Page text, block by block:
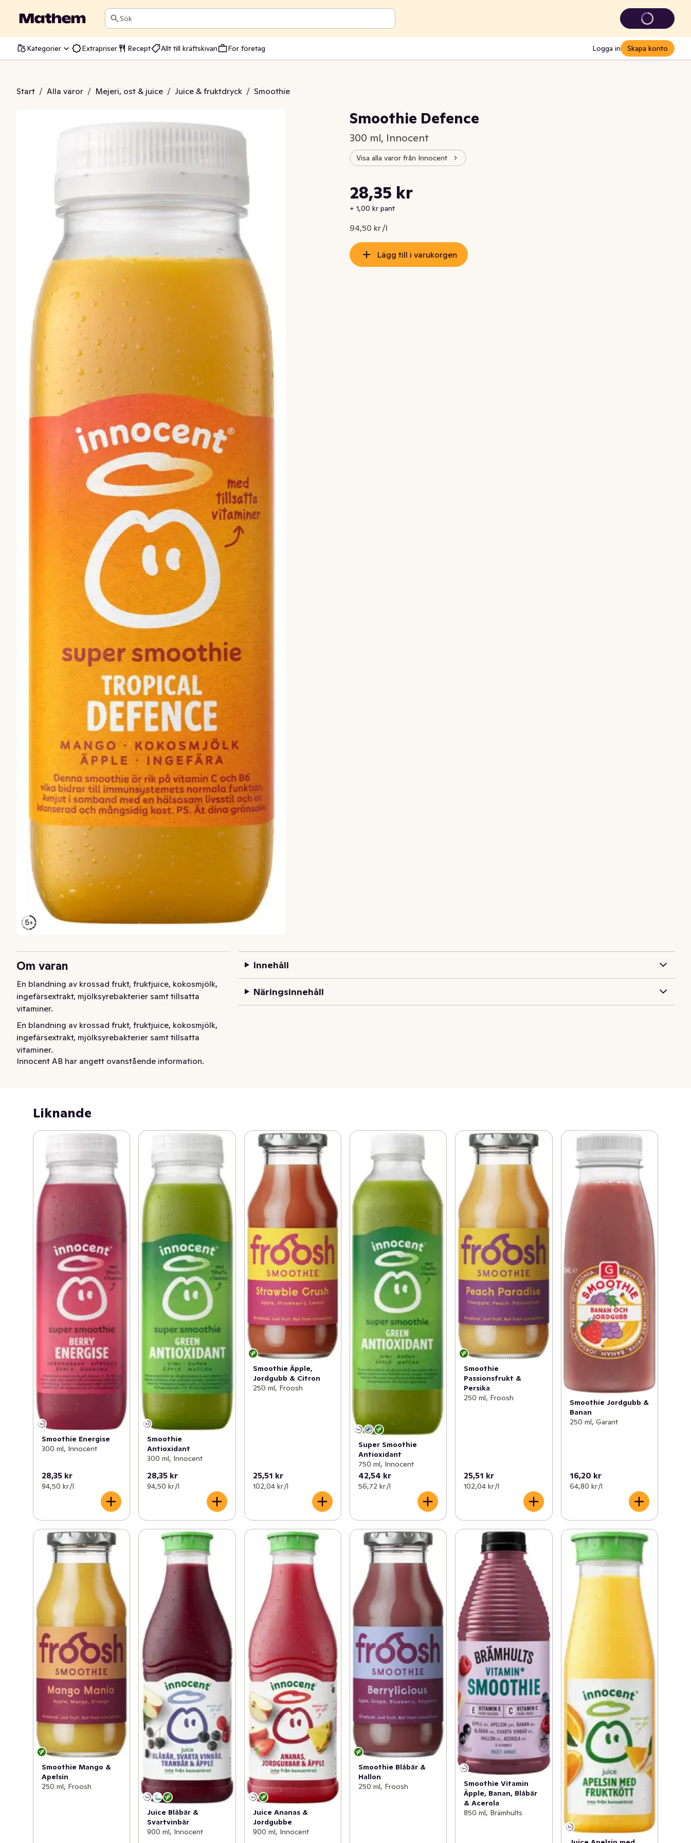
Sök
Kategorier Extrapriser Recept Allt till kräftskivan För företag Logga in Skapa konto
Start / Alla varor / Mejeri, ost & juice / Juice & fruktdryck / Smoothie
Defence
Smoothie Defence
300 ml, Innocent
Visa alla varor från Innocent
Nuvarande pris är: 28,35 kr
28,35 kr
+ 1,00 kr pant
94,50 kr /l
Styckpris: 94,50 kr /l
Lägg till i varukorgen
Om varan
En blandning av krossad frukt, fruktjuice, kokosmjölk,
ingefärsextrakt, mjölksyrebakterier samt tillsatta
vitaminer.
En blandning av krossad frukt, fruktjuice, kokosmjölk,
ingefärsextrakt, mjölksyrebakterier samt tillsatta
vitaminer.
Innocent AB har angett ovanstående information.
Innehåll
Näringsinnehåll
Liknande
Smoothie Energise
300 ml, Innocent
28,35 kr
94,50 kr /l
Smoothie
Antioxidant
300 ml, Innocent
28,35 kr
94,50 kr /l
Smoothie Äpple,
Jordgubb & Citron
250 ml, Froosh
25,51 kr
102,04 kr /l
Super Smoothie
Antioxidant
750 ml, Innocent
42,54 kr
56,72 kr /l
Smoothie
Passionsfrukt &
Persika
250 ml, Froosh
25,51 kr
102,04 kr /l
Smoothie Jordgubb &
Banan
250 ml, Garant
16,20 kr
64,80 kr /l
Smoothie Mango &
Apelsin
250 ml, Froosh
Juice Blåbär &
Svartvinbär
900 ml, Innocent
Juice Ananas &
Jordgubbe
900 ml, Innocent
Smoothie Blåbär &
Hallon
250 ml, Froosh
Smoothie Vitamin
Äpple, Banan, Blåbär
& Acerola
850 ml, Brämhults